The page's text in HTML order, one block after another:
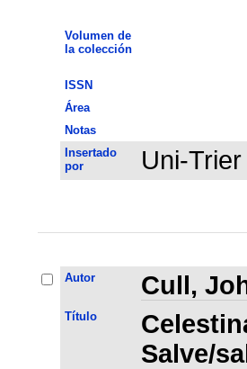
Volumen de
la colección
ISSN
Área
Notas
Insertado
por
Uni-
Autor Cull,
Título
Salve/